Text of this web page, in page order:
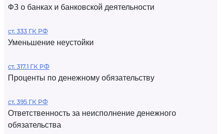
ФЗ о банках и банковской деятельности
ст. 333 ГК РФ
Уменьшение неустойки
ст. 317.1 ГК РФ
Проценты по денежному обязательству
ст. 395 ГК РФ
Ответственность за неисполнение денежного
обязательства